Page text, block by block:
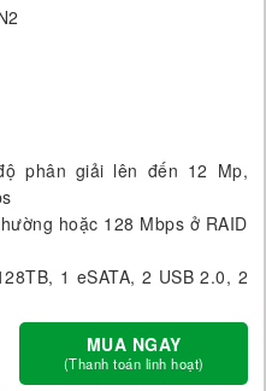
phân giải lên đến 12 Mp,
hoặc 128 Mbps ở RAID
1 eSATA, 2 USB 2.0, 2
MUA NGAY
(Thanh toán linh hoạt)